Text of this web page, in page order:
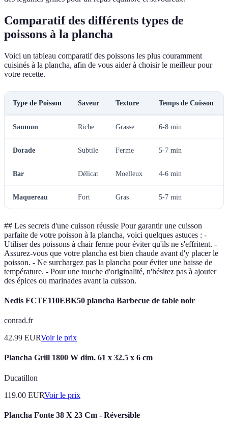
Comparatif des différents types de
poissons à la plancha
Voici un tableau comparatif des poissons les plus couramment
cuisinés à la plancha, afin de vous aider à choisir le meilleur pour
votre recette.
Type de Poisson Saveur Texture Temps de Cuisson
Saumon Riche Grasse 6-8 min
Dorade Subtile Ferme 5-7 min
Bar Délicat Moelleux 4-6 min
Maquereau Fort Gras 5-7 min
## Les secrets d'une cuisson réussie Pour garantir une cuisson
parfaite de votre poisson à la plancha, voici quelques astuces : -
Utiliser des poissons à chair ferme pour éviter qu'ils ne s'effritent. -
Assurez-vous que votre plancha est bien chaude avant d'y placer le
poisson. - Ne surchargez pas la plancha pour éviter une baisse de
température. - Pour une touche d'originalité, n'hésitez pas à ajouter
des épices ou marinades avant la cuisson.
Nedis FCTE110EBK50 plancha Barbecue de table noir
conrad.fr
42.99 EURVoir le prix
Plancha Grill 1800 W dim. 61 x 32.5 x 6 cm
Ducatillon
119.00 EURVoir le prix
Plancha Fonte 38 X 23 Cm - Réversible